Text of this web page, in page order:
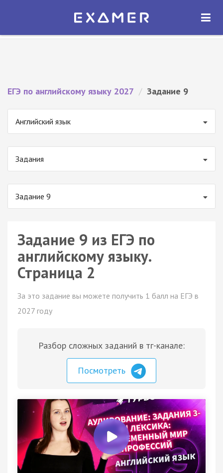
Экзамер — ЕГЭ 2027
ОТКРЫТЬ
ЕГЭ по английскому языку 2027 / Задание 9
Английский язык
Задания
Задание 9
Задание 9 из ЕГЭ по
английскому языку.
Страница 2
За это задание вы можете получить 1 балл на ЕГЭ в
2027 году
Разбор сложных заданий в тг-канале:
Посмотреть